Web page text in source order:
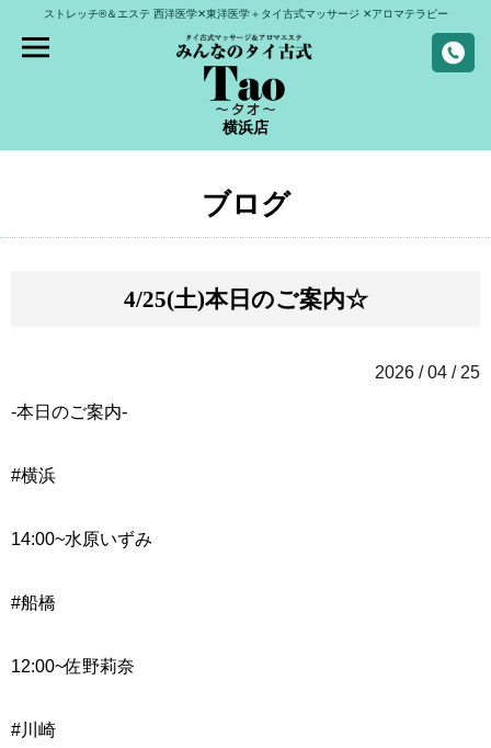
ストレッチ®＆エステ 西洋医学✕東洋医学＋タイ古式マッサージ ✕アロマテラピー
横浜店
ブログ
4/25(土)本日のご案内☆
2026 / 04 / 25
-本日のご案内-
#横浜
14:00~水原いずみ
#船橋
12:00~佐野莉奈
#川崎